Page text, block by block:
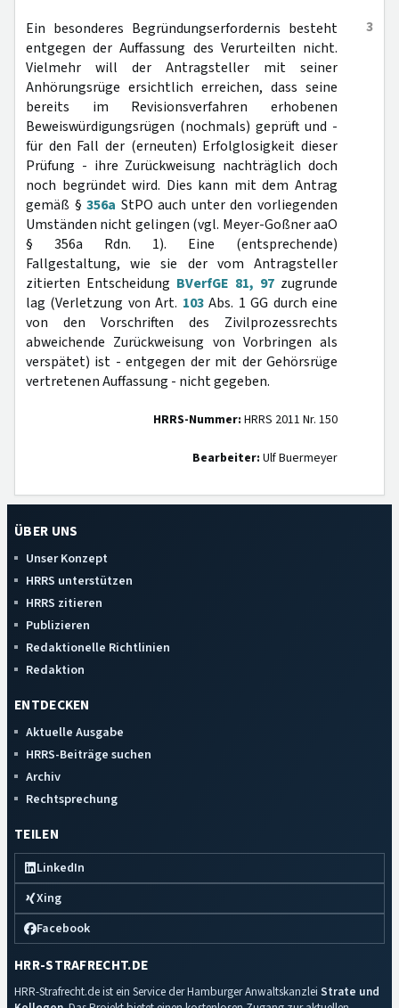
3
Ein besonderes Begründungserfordernis besteht
entgegen der Auffassung des Verurteilten nicht.
Vielmehr will der Antragsteller mit seiner
Anhörungsrüge ersichtlich erreichen, dass seine
bereits im Revisionsverfahren erhobenen
Beweiswürdigungsrügen (nochmals) geprüft und -
für den Fall der (erneuten) Erfolglosigkeit dieser
Prüfung - ihre Zurückweisung nachträglich doch
noch begründet wird. Dies kann mit dem Antrag
gemäß §356a StPO auch unter den vorliegenden
Umständen nicht gelingen (vgl. Meyer-Goßner aaO
§ 356a Rdn. 1). Eine (entsprechende)
Fallgestaltung, wie sie der vom Antragsteller
zitierten Entscheidung BVerfGE 81, 97 zugrunde
lag (Verletzung von Art. 103Abs. 1 GG durch eine
von den Vorschriften des Zivilprozessrechts
abweichende Zurückweisung von Vorbringen als
verspätet) ist - entgegen der mit der Gehörsrüge
vertretenen Auffassung - nicht gegeben.
HRRS-Nummer: HRRS 2011 Nr. 150
Bearbeiter: Ulf Buermeyer
ÜBER UNS
Unser Konzept
HRRS unterstützen
HRRS zitieren
Publizieren
Redaktionelle Richtlinien
Redaktion
ENTDECKEN
Aktuelle Ausgabe
HRRS-Beiträge suchen
Archiv
Rechtsprechung
TEILEN
LinkedIn
Xing
Facebook
HRR-STRAFRECHT.DE
HRR-Strafrecht.de ist ein Service der Hamburger Anwaltskanzlei Strate und